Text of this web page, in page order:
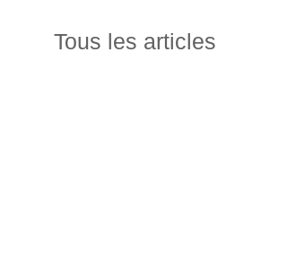
Tous les articles